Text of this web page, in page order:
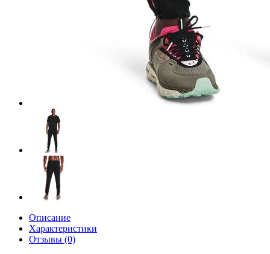
Описание
Характеристики
Отзывы (0)